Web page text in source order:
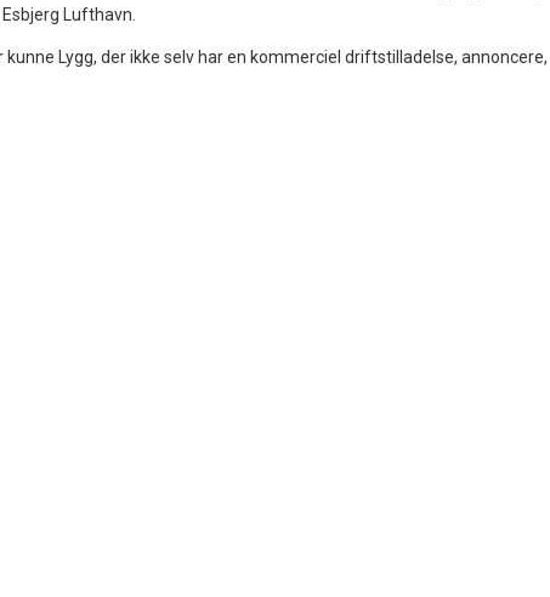
Lufthavn.
Lygg, der ikke selv har en kommerciel driftstilladelse, annoncere,